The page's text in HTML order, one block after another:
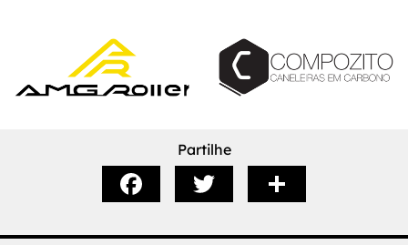
Partilhe